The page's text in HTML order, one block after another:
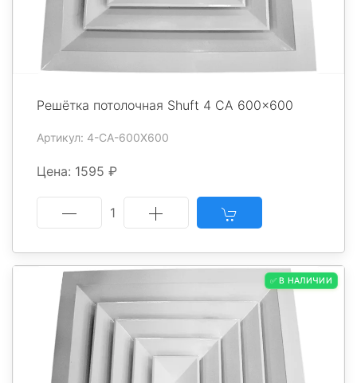
Решётка потолочная Shuft 4 CA 600x600
Артикул: 4-CA-600X600
Цена: 1595 ₽
1
✅ В НАЛИЧИИ